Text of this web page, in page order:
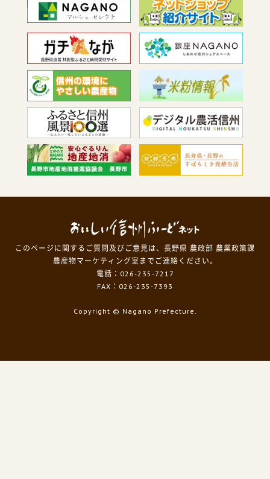
このページに関するご質問及びご意見は、長野県 農政部 農業政策課
農産物マーケティング室までご連絡ください。
電話：026-235-7217
FAX：026-235-7393
Copyright © Nagano Prefecture.